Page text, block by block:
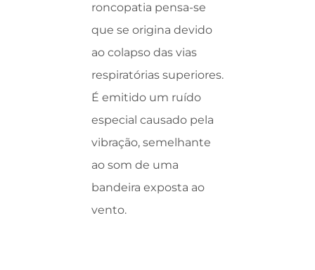
roncopatia pensa-se
que se origina devido
ao colapso das vias
respiratórias superiores.
É emitido um ruído
especial causado pela
vibração, semelhante
ao som de uma
bandeira exposta ao
vento.